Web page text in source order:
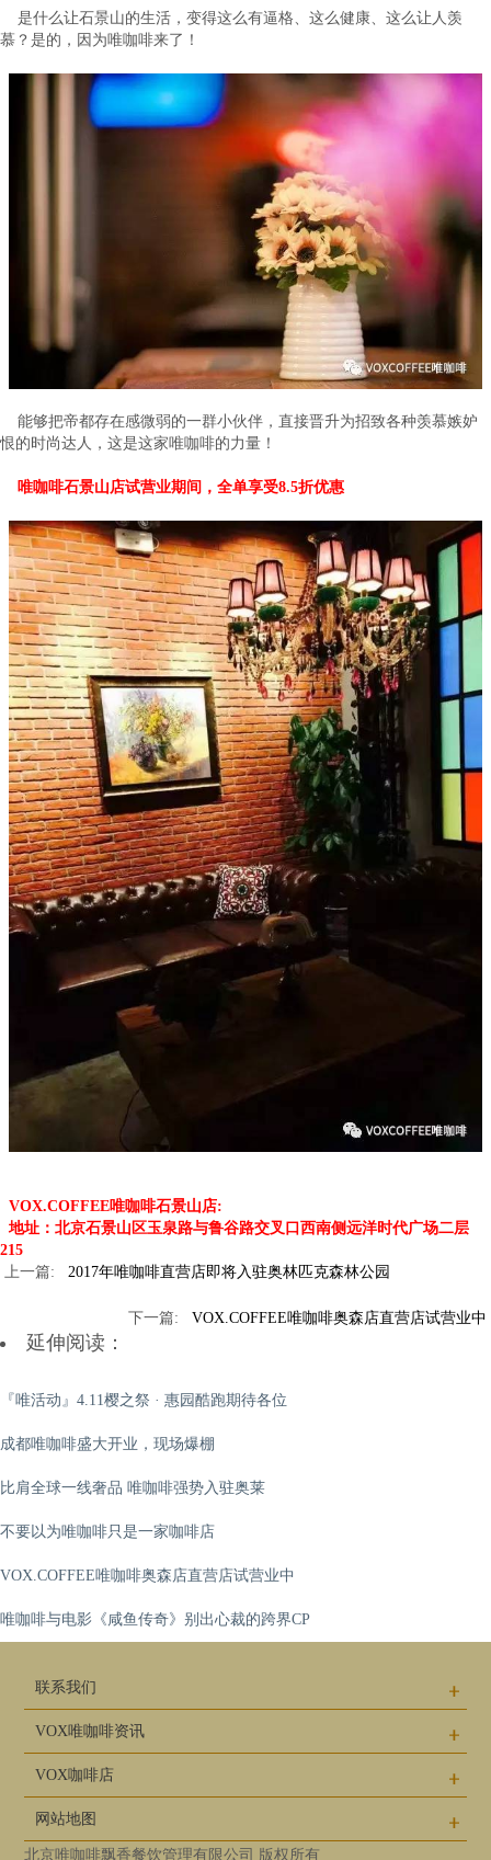
是什么让石景山的生活，变得这么有逼格、这么健康、这么让人羡
慕？是的，因为唯咖啡来了！
能够把帝都存在感微弱的一群小伙伴，直接晋升为招致各种羡慕嫉妒
恨的时尚达人，这是这家唯咖啡的力量！
唯咖啡石景山店试营业期间，全单享受8.5折优惠
VOX.COFFEE唯咖啡石景山店:
地址：北京石景山区玉泉路与鲁谷路交叉口西南侧远洋时代广场二层
215
2017年唯咖啡直营店即将入驻奥林匹克森林公园
VOX.COFFEE唯咖啡奥森店直营店试营业中
延伸阅读：
『唯活动』4.11樱之祭 · 惠园酷跑期待各位
成都唯咖啡盛大开业，现场爆棚
比肩全球一线奢品 唯咖啡强势入驻奥莱
不要以为唯咖啡只是一家咖啡店
VOX.COFFEE唯咖啡奥森店直营店试营业中
唯咖啡与电影《咸鱼传奇》别出心裁的跨界CP
联系我们
VOX唯咖啡资讯
VOX咖啡店
网站地图
北京唯咖啡飘香餐饮管理有限公司 版权所有